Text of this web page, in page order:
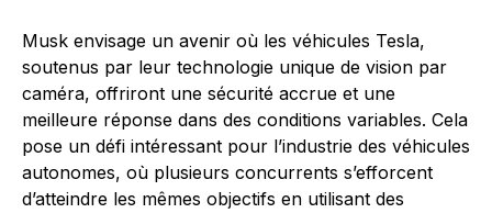
Musk envisage un avenir où les véhicules Tesla,
soutenus par leur technologie unique de vision par
caméra, offriront une sécurité accrue et une
meilleure réponse dans des conditions variables. Cela
pose un défi intéressant pour l’industrie des véhicules
autonomes, où plusieurs concurrents s’efforcent
d’atteindre les mêmes objectifs en utilisant des